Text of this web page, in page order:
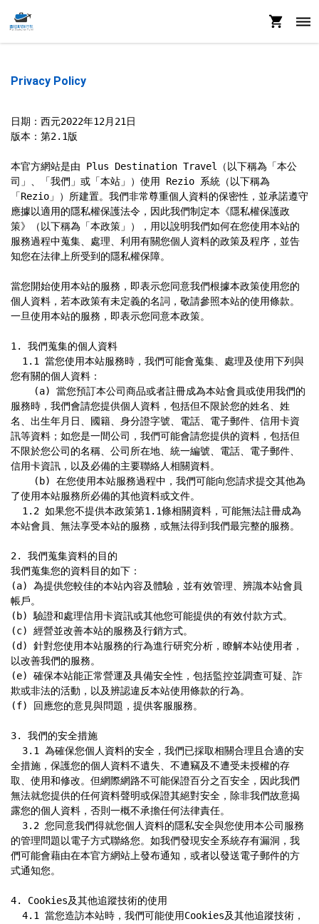
Privacy Policy
日期：西元2022年12月21日
版本：第2.1版
本官方網站是由 Plus Destination Travel（以下稱為「本公
司」、「我們」或「本站」）使用 Rezio 系統（以下稱為
「Rezio」）所建置。我們非常尊重個人資料的保密性，並承諾遵守
應據以適用的隱私權保護法令，因此我們制定本《隱私權保護政
策》（以下稱為「本政策」），用以說明我們如何在您使用本站的
服務過程中蒐集、處理、利用有關您個人資料的政策及程序，並告
知您在法律上所受到的隱私權保障。
當您開始使用本站的服務，即表示您同意我們根據本政策使用您的
個人資料，若本政策有未定義的名詞，敬請參照本站的使用條款。
一旦使用本站的服務，即表示您同意本政策。
1. 我們蒐集的個人資料
您有關的個人資料：
服務時，我們會請您提供個人資料，包括但不限於您的姓名、姓
名、出生年月日、國籍、身分證字號、電話、電子郵件、信用卡資
訊等資料；如您是一間公司，我們可能會請您提供的資料，包括但
不限於您公司的名稱、公司所在地、統一編號、電話、電子郵件、
信用卡資訊，以及必備的主要聯絡人相關資料。
了使用本站服務所必備的其他資料或文件。
本站會員、無法享受本站的服務，或無法得到我們最完整的服務。
2. 我們蒐集資料的目的
我們蒐集您的資料目的如下：
(a) 為提供您較佳的本站內容及體驗，並有效管理、辨識本站會員
帳戶。
(b) 驗證和處理信用卡資訊或其他您可能提供的有效付款方式。
(c) 經營並改善本站的服務及行銷方式。
(d) 針對您使用本站服務的行為進行研究分析，瞭解本站使用者，
以改善我們的服務。
(e) 確保本站能正常營運及具備安全性，包括監控並調查可疑、詐
欺或非法的活動，以及辨認違反本站使用條款的行為。
(f) 回應您的意見與問題，提供客服服務。
3. 我們的安全措施
全措施，保護您的個人資料不遺失、不遭竊及不遭受未授權的存
取、使用和修改。但網際網路不可能保證百分之百安全，因此我們
無法就您提供的任何資料聲明或保證其絕對安全，除非我們故意揭
露您的個人資料，否則一概不承擔任何法律責任。
的管理問題以電子方式聯絡您。如我們發現安全系統存有漏洞，我
們可能會藉由在本官方網站上發布通知，或者以發送電子郵件的方
式通知您。
4. Cookies及其他追蹤技術的使用